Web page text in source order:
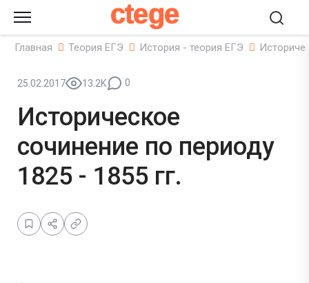
ctege
Главная Теория ЕГЭ История - теория ЕГЭ
25.02.2017 13.2K 0
Историческое
сочинение по периоду
1825 - 1855 гг.